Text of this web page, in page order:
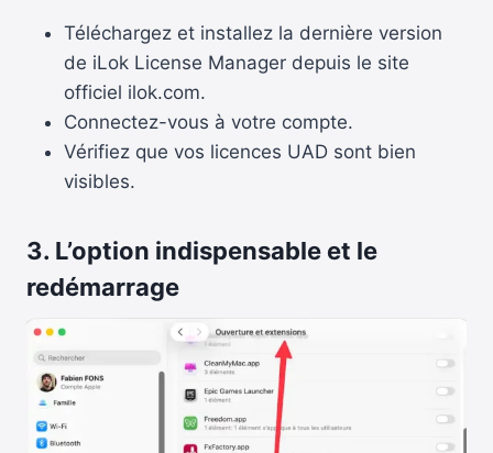
Téléchargez et installez la dernière version
de iLok License Manager depuis le site
officiel ilok.com.
Connectez-vous à votre compte.
Vérifiez que vos licences UAD sont bien
visibles.
3. L’option indispensable et le
redémarrage